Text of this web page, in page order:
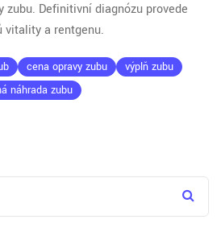
zubu. Definitivní diagnózu provede
vitality a rentgenu.
cena opravy zubu
výplň zubu
náhrada zubu